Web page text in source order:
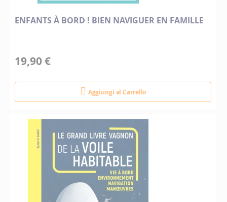
ENFANTS À BORD ! BIEN NAVIGUER EN FAMILLE
19,90 €
Aggiungi al Carrello